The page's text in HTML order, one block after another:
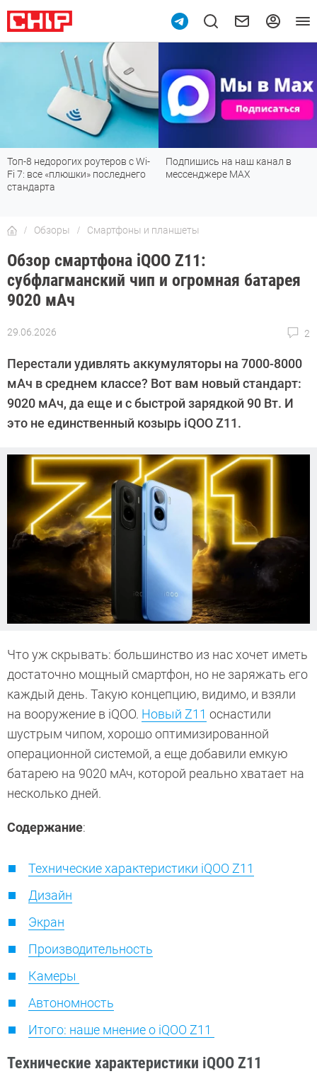
Топ-8 недорогих роутеров с Wi-
Fi 7: все «плюшки» последнего
стандарта
Подпишись на наш канал в
мессенджере МАХ
Обзоры Смартфоны и планшеты
Обзор смартфона iQOO Z11:
субфлагманский чип и огромная батарея
9020 мАч
29.06.2026 2
Автор:
Перестали удивлять аккумуляторы на 7000-8000
мАч в среднем классе? Вот вам новый стандарт:
9020 мАч, да еще и с быстрой зарядкой 90 Вт. И
это не единственный козырь iQOO Z11.
Что уж скрывать: большинство из нас хочет иметь
достаточно мощный смартфон, но не заряжать его
каждый день. Такую концепцию, видимо, и взяли
на вооружение в iQOO. Новый Z11 оснастили
шустрым чипом, хорошо оптимизированной
операционной системой, а еще добавили емкую
батарею на 9020 мАч, которой реально хватает на
несколько дней.
Содержание:
Технические характеристики iQOO Z11
Дизайн
Экран
Производительность
Камеры
Автономность
Итого: наше мнение о iQOO Z11
Технические характеристики iQOO Z11